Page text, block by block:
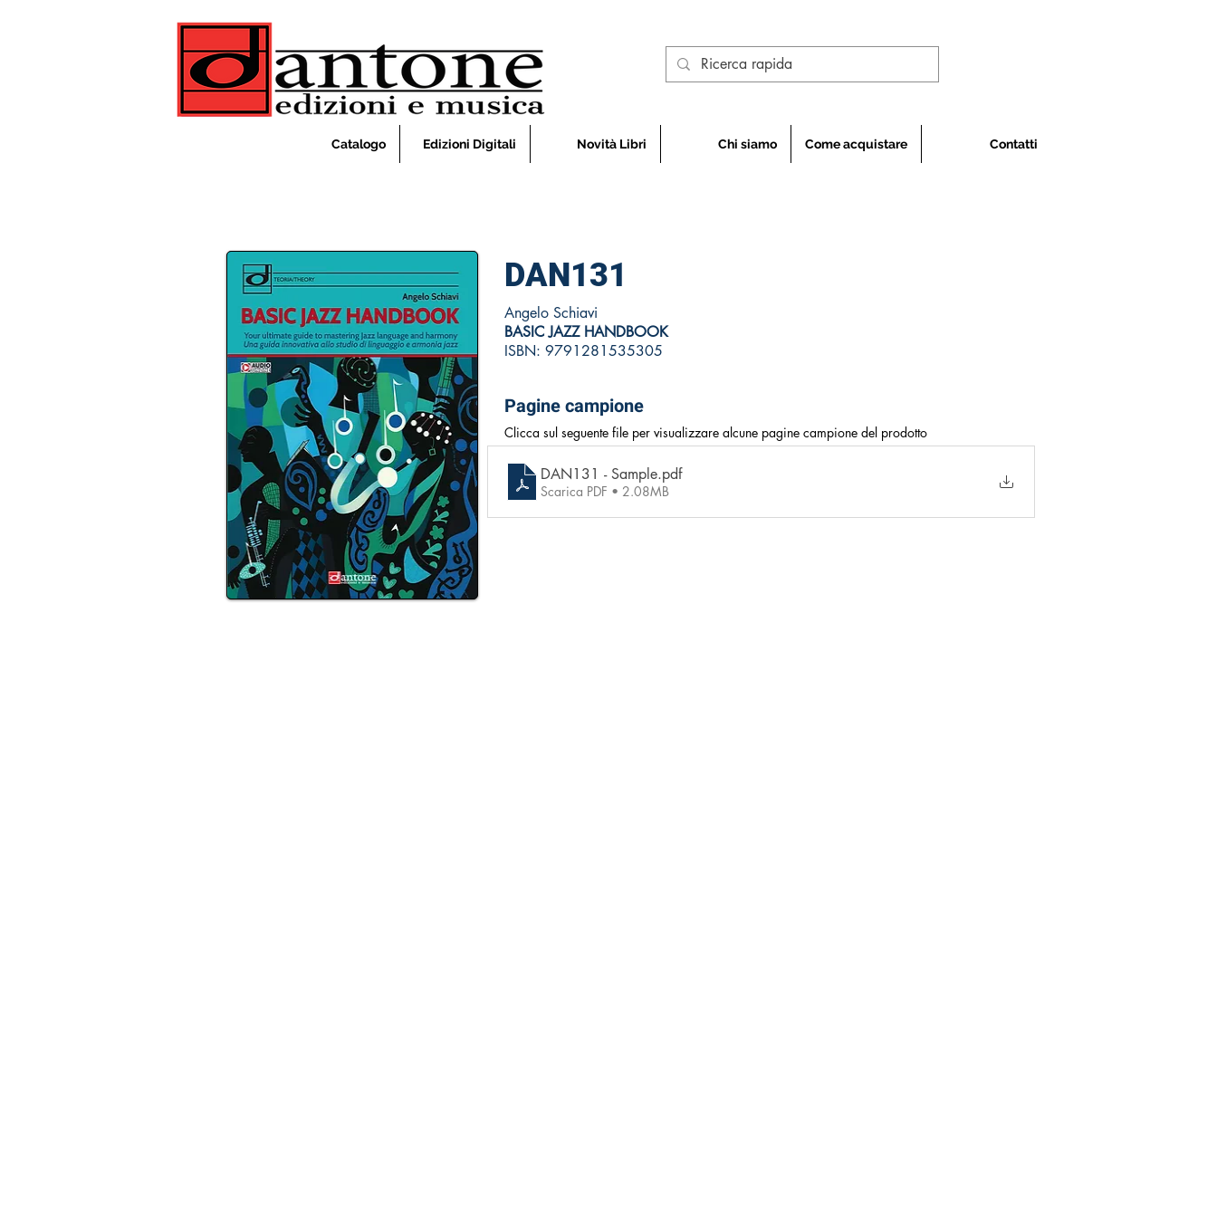
Catalogo Edizioni Digitali Novità Libri Chi siamo Come acquistare Contatti
DAN131
Angelo Schiavi
BASIC JAZZ HANDBOOK
ISBN: 9791281535305
Pagine campione
DAN131 - Sample.pdf
Scarica PDF • 2.08MB
Clicca sul seguente file per visualizzare alcune pagine campione del prodotto